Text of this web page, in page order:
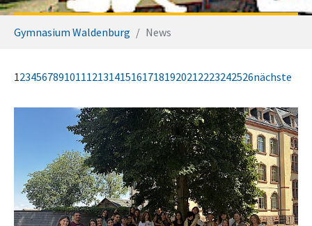
Gymnasium Waldenburg News
1234567891011121314151617181920212223242526nächste